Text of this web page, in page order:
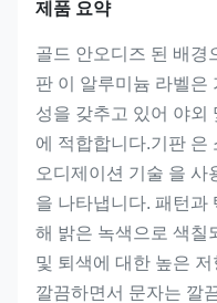
제품 요약
골드 안오디즈 된 배경
판 이 알루미늄 라벨은
성을 갖추고 있어 야외
에 적합합니다.기판 은
오디제이션 기술 을 사
을 나타냅니다. 패턴과
해 밝은 녹색으로 색칠
및 퇴색에 대한 높은
깔끔하면서 문자는 깔